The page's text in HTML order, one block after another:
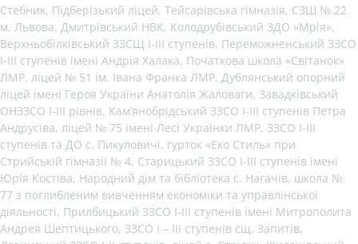
Стебник, Підберізький ліцей, Тейсарівська гімназія, СЗШ № 22
м. Львова, Дмитрівський НВК, Колодрубівський ЗДО «Мрія»,
Верхньобілківський ЗЗСЩ І-ІІІ ступенів, Переможненський ЗЗСО
І-ІІІ ступенів імені Андрія Халака, Початкова школа «Світанок»
ЛМР, ліцей № 51 ім. Івана Франка ЛМР, Дублянський опорний
ліцей імені Героя України Анатолія Жаловаги, Завадківський
ОНЗЗСО І-ІІІ рівнів, Кам’янобрідський ЗЗСО І-ІІІ ступенів Петра
Андрусіва, ліцей № 75 імені Лесі Українки ЛМР, ЗЗСО І-ІІІ
ступенів та ДО с. Пикуловичі, гурток «Еко Стиль» при
Стрийській гімназії № 4, Старицький ЗЗСО І-ІІІ ступенів імені
Юрія Костіва, Народний дім та бібліотека с. Нагачів, школа №
77 з поглибленим вивченням економіки та управлінської
діяльності, Прилбицький ЗЗСО І-ІІІ ступенів імені Митрополита
Андрея Шептицького, ЗЗСО І – ІІІ ступенів сщ. Запитів,